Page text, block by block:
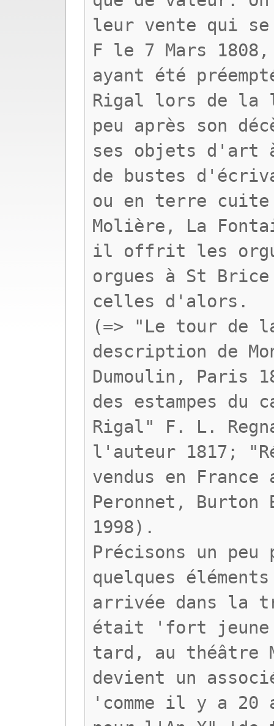
leur vente qui se
F le 7 Mars
ayant été
Rigal lors de la
peu après son
ses objets d'art
de bustes
ou en terre
Molière, La
il offrit les
orgues à St
celles d'alors.
(=> "Le tour de
description de
Dumoulin, Paris
des estampes du
Rigal" F. L.
l'auteur 1817;
vendus en France
Peronnet,
1998).
Précisons un peu
quelques
arrivée dans la
était 'fort jeune
tard, au théâtre
devient un
'comme il y a 20